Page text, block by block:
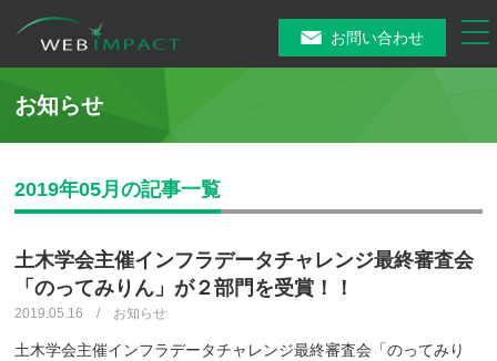
お問い合わせ
お知らせ
2019年05月の記事一覧
土木学会主催インフラデータチャレンジ最終審査会
「のってみりん」が２部門を受賞！！
2019.05.16 / お知らせ
土木学会主催インフラデータチャレンジ最終審査会「のってみり